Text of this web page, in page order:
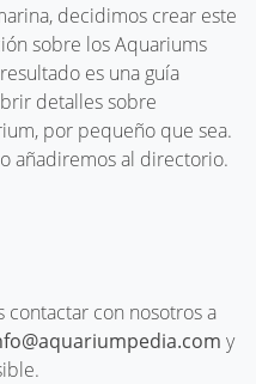
decidimos crear este
sobre los Aquariums
es una guía
detalles sobre
por pequeño que sea.
añadiremos al directorio.
contactar con nosotros a
y